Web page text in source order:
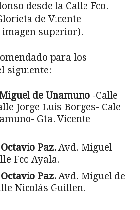
desde la Calle Fco.
de Vicente
superior).
para los
siguiente:
de Unamuno -Calle
Jorge Luis Borges- Cale
Gta. Vicente
Paz. Avd. Miguel
Fco Ayala.
Paz. Avd. Miguel de
Nicolás Guillen.